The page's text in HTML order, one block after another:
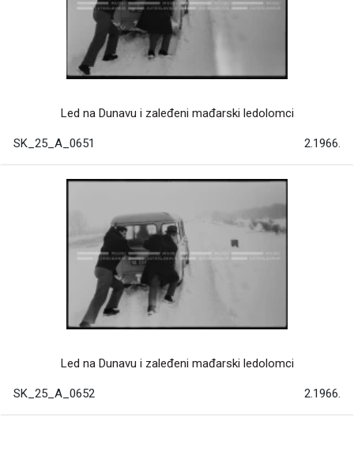
Led na Dunavu i zaleđeni mađarski ledolomci
SK_25_A_0651 2.1966.
Led na Dunavu i zaleđeni mađarski ledolomci
SK_25_A_0652 2.1966.